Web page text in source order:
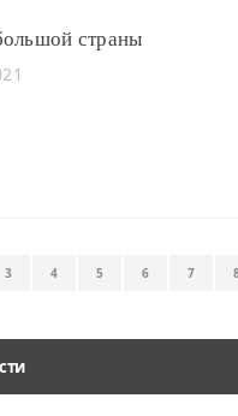
страны
3 4 5 6 7